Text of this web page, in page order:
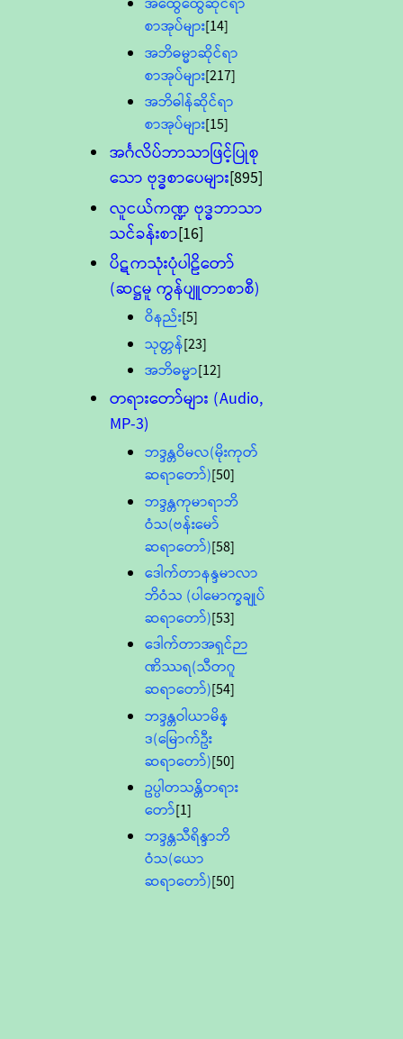
စာအုပ်များ[14]
အဘိဓမ္မာဆိုင်ရာ
စာအုပ်များ[217]
အဘိဓါန်ဆိုင်ရာ
စာအုပ်များ[15]
အင်္ဂလိပ်ဘာသာဖြင့်ပြုစု
သော ဗုဒ္ဓစာပေများ[895]
လူငယ်ကဏ္ဍ ဗုဒ္ဓဘာသာ
သင်ခန်းစာ[16]
ပိဋကသုံးပုံပါဠိတော်
(ဆဋ္ဌမူ ကွန်ပျူတာစာစီ)
ဝိနည်း[5]
သုတ္တန်[23]
အဘိဓမ္မာ[12]
တရားတော်များ (Audio,
MP-3)
ဘဒ္ဒန္တဝိမလ(မိုးကုတ်
ဆရာတော်)[50]
ဘဒ္ဒန္တကုမာရာဘိ
ဝံသ(ဗန်းမော်
ဆရာတော်)[58]
ဒေါက်တာနန္ဒမာလာ
ဘိဝံသ (ပါမောက္ခချုပ်
ဆရာတော်)[53]
ဒေါက်တာအရှင်ဉာ
ဏိဿရ(သီတဂူ
ဆရာတော်)[54]
ဘဒ္ဒန္တဝါယာမိန္
ဒ(မြောက်ဦး
ဆရာတော်)[50]
ဥပ္ပါတသန္တိတရား
တော်[1]
ဘဒ္ဒန္တသီရိန္ဒာဘိ
ဝံသ(ယော
ဆရာတော်)[50]